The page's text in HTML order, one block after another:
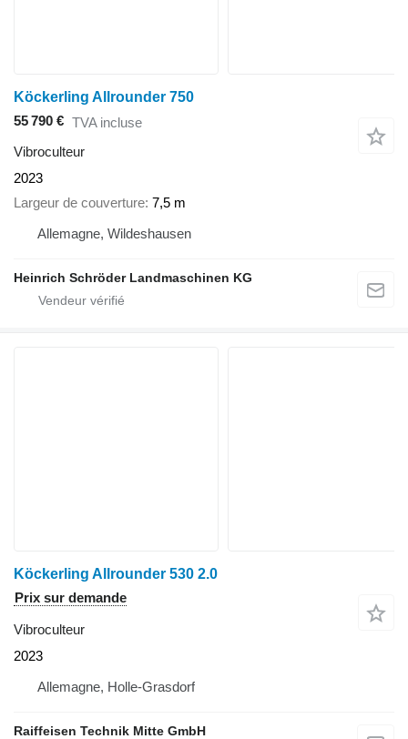
Köckerling Allrounder 750
55 790 € TVA incluse
Vibroculteur
2023
Largeur de couverture 7,5 m
Allemagne, Wildeshausen
Heinrich Schröder Landmaschinen KG
Köckerling Allrounder 530 2.0
Prix sur demande
Vibroculteur
2023
Allemagne, Holle-Grasdorf
Raiffeisen Technik Mitte GmbH